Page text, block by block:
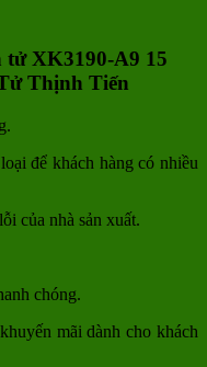
tử XK3190-A9 15
Thịnh Tiến
để khách hàng có nhiều
của nhà sản xuất.
chóng.
mãi dành cho khách